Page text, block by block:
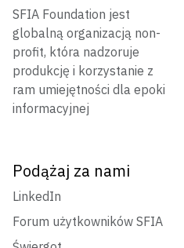
SFIA Foundation jest
globalną organizacją non-
profit, która nadzoruje
produkcję i korzystanie z
ram umiejętności dla epoki
informacyjnej
Podążaj za nami
LinkedIn
Forum użytkowników SFIA